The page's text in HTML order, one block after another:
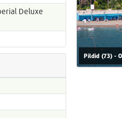
Deluxe
Pildid (73) -